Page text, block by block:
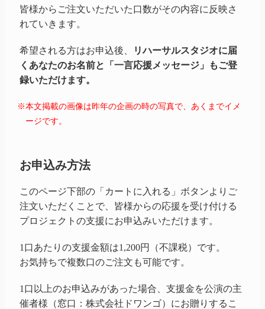
皆様からご注文いただいた口数がその内容に反映さ
れていきます。
希望される方はお申込後、
リハーサルスタジオに届
くあなたのお名前と「一言応援メッセージ」もご登
録いただけます。
※本文掲載の画像は昨年の企画の時の写真で、あくまでイメ
ージです。
お申込み方法
このページ下部の「カートに入れる」ボタンよりご
注文いただくことで、皆様からの応援を受け付ける
プロジェクトの支援にお申込みいただけます。
1口あたりの支援金額は1,200円（不課税）です。
お気持ちで複数口のご注文も可能です。
1口以上のお申込みがあった場合、支援金を公演の主
催者様（窓口：株式会社ドワンゴ）にお贈りするこ